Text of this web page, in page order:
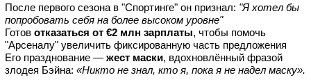
После первого сезона в "Спортинге" он признал: "Я хотел бы
попробовать себя на более высоком уровне"
Готов отказаться от €2 млн зарплаты, чтобы помочь
"Арсеналу" увеличить фиксированную часть предложения
Его празднование — жест маски, вдохновлённый фразой
злодея Бэйна: «Никто не знал, кто я, пока я не надел маску».